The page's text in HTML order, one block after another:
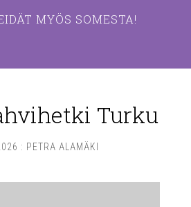
MYÖS SOMESTA!
Turku
: PETRA ALAMÄKI